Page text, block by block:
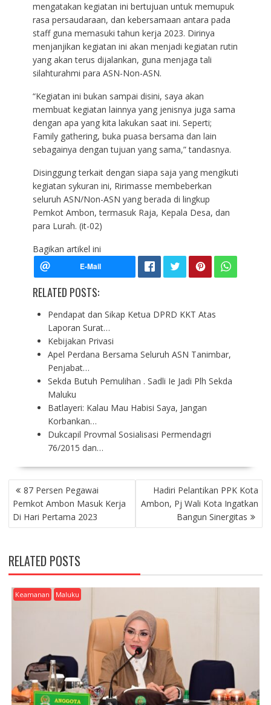
mengatakan kegiatan ini bertujuan untuk memupuk
rasa persaudaraan, dan kebersamaan antara pada
staff guna memasuki tahun kerja 2023. Dirinya
menjanjikan kegiatan ini akan menjadi kegiatan rutin
yang akan terus dijalankan, guna menjaga tali
silahturahmi para ASN-Non-ASN.
“Kegiatan ini bukan sampai disini, saya akan
membuat kegiatan lainnya yang jenisnya juga sama
dengan apa yang kita lakukan saat ini. Seperti;
Family gathering, buka puasa bersama dan lain
sebagainya dengan tujuan yang sama,” tandasnya.
Disinggung terkait dengan siapa saja yang mengikuti
kegiatan sykuran ini, Ririmasse membeberkan
seluruh ASN/Non-ASN yang berada di lingkup
Pemkot Ambon, termasuk Raja, Kepala Desa, dan
para Lurah. (it-02)
Bagikan artikel ini
RELATED POSTS:
Pendapat dan Sikap Ketua DPRD KKT Atas
Laporan Surat…
Kebijakan Privasi
Apel Perdana Bersama Seluruh ASN Tanimbar,
Penjabat…
Sekda Butuh Pemulihan . Sadli Ie Jadi Plh Sekda
Maluku
Batlayeri: Kalau Mau Habisi Saya, Jangan
Korbankan…
Dukcapil Provmal Sosialisasi Permendagri
76/2015 dan…
P
O
S
T
A
V
I
G
A
87 Persen Pegawai
Pemkot Ambon Masuk Kerja
Di Hari Pertama 2023
Hadiri Pelantikan PPK Kota
Ambon, Pj Wali Kota Ingatkan
Bangun Sinergitas
RELATED POSTS
Keamanan Maluku